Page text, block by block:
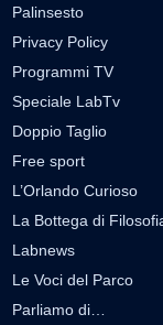
Palinsesto
Privacy Policy
Programmi TV
Speciale LabTv
Doppio Taglio
Free sport
L’Orlando Curioso
La Bottega di
Labnews
Le Voci del Parco
Parliamo di…